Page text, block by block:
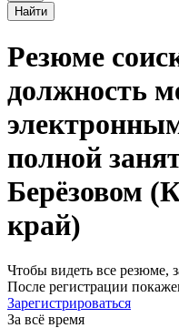
Найти
Резюме
должность
полной
Берёзовом
край)
Чтобы видеть все резюме,
После регистрации
Зарегистрироваться
За всё время